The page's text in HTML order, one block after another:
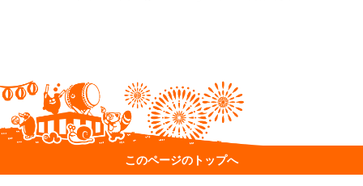
このページのトップへ